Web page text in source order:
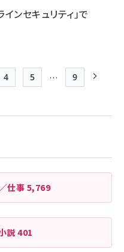
ンセキュリティ」で
Page
4
Page
5 …
最終ページ
9
仕事 5,769
説401